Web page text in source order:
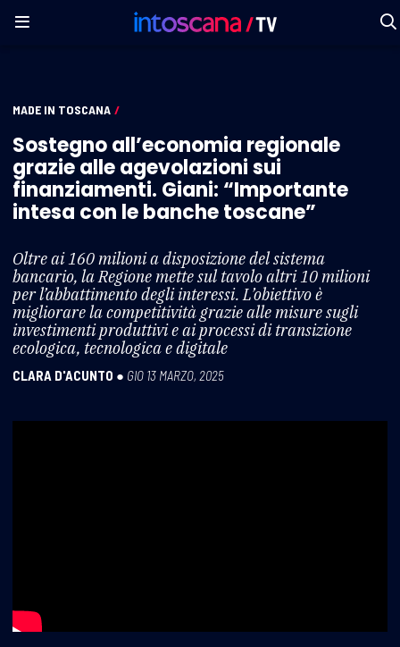
MADE IN TOSCANA /
Sostegno all’economia regionale
grazie alle agevolazioni sui
finanziamenti. Giani: “Importante
intesa con le banche toscane”
Oltre ai 160 milioni a disposizione del sistema
bancario, la Regione mette sul tavolo altri 10 milioni
per l’abbattimento degli interessi. L’obiettivo è
migliorare la competitività grazie alle misure sugli
investimenti produttivi e ai processi di transizione
ecologica, tecnologica e digitale
CLARA D'ACUNTO ● GIO 13 MARZO, 2025